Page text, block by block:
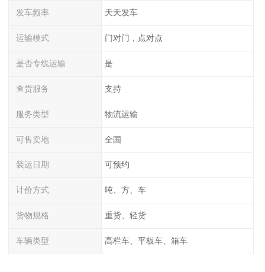
发车频率 天天发车
运输模式 门对门，点对点
是否专线运输 是
查货服务 支持
服务类型 物流运输
可售卖地 全国
装运日期 可预约
计价方式 吨、方、车
货物规格 重货、轻货
车辆类型 高栏车、平板车、箱车